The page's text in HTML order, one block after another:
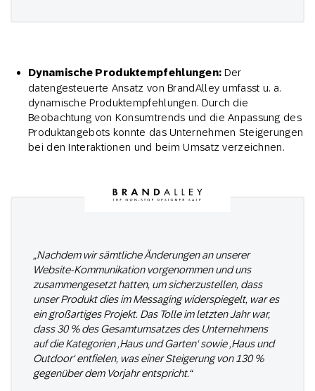
Dynamische Produktempfehlungen: Der
datengesteuerte Ansatz von BrandAlley umfasst u. a.
dynamische Produktempfehlungen. Durch die
Beobachtung von Konsumtrends und die Anpassung des
Produktangebots konnte das Unternehmen Steigerungen
bei den Interaktionen und beim Umsatz verzeichnen.
„Nachdem wir sämtliche Änderungen an unserer
Website-Kommunikation vorgenommen und uns
zusammengesetzt hatten, um sicherzustellen, dass
unser Produkt dies im Messaging widerspiegelt, war es
ein großartiges Projekt. Das Tolle im letzten Jahr war,
dass 30 % des Gesamtumsatzes des Unternehmens
auf die Kategorien ‚Haus und Garten‘ sowie ‚Haus und
Outdoor‘ entfielen, was einer Steigerung von 130 %
gegenüber dem Vorjahr entspricht.“